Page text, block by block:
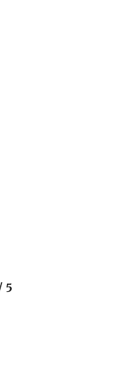
5